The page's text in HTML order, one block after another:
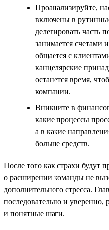
Проанализируйте,
включены в
делегировать часть
занимается счетами
общается с
канцелярские
останется время,
компании.
Вникните в
какие процессы
а в какие
больше средств.
После того как страхи будут
о расширении команды не
дополнительного стресса.
последовательно и уверенно,
и понятные шаги.